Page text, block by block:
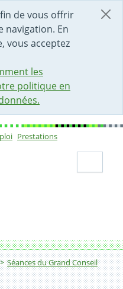
de vous offrir
navigation. En
vous acceptez
les
politique en
Prestations
Séances du Grand Conseil